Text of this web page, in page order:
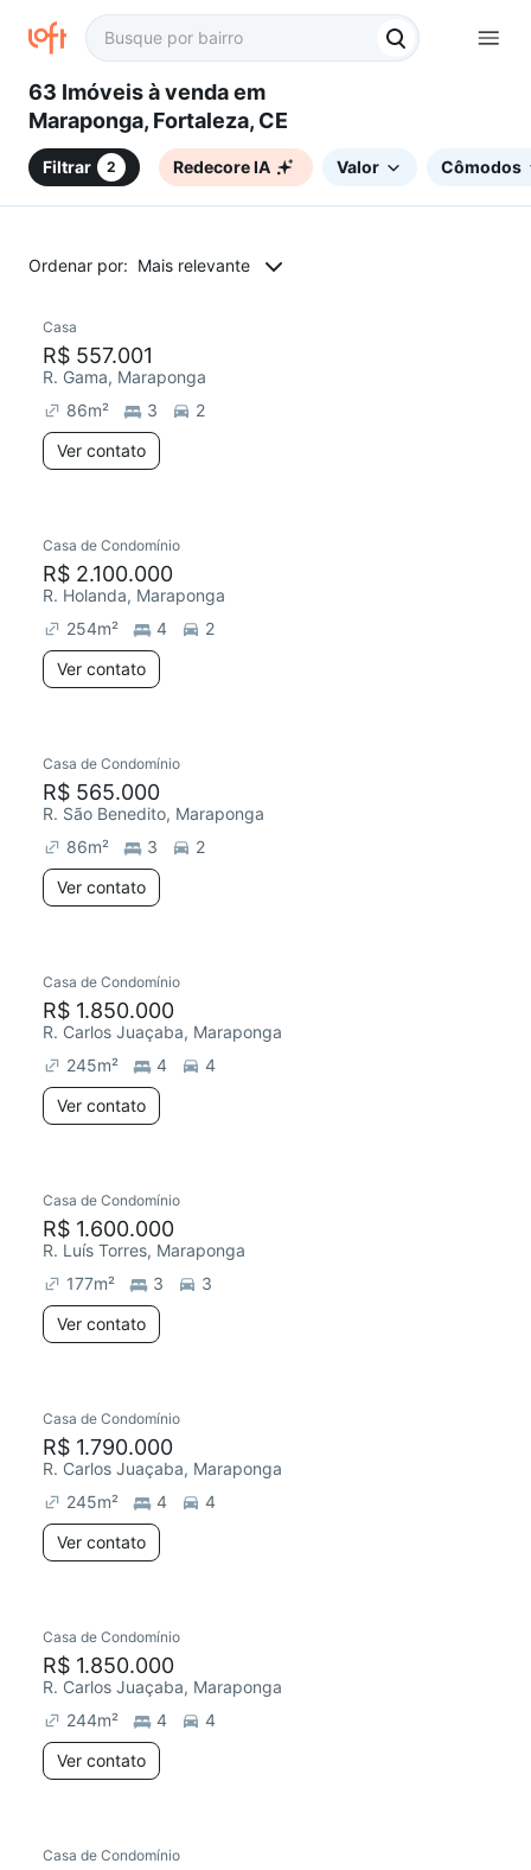
63 Imóveis à venda em
Maraponga, Fortaleza, CE
Filtrar 2 Redecore IA Valor Cômodos
Ordenar por: Mais relevante
Casa
R$ 557.001
R. Gama, Maraponga
86m² 3
2
Ver contato
Redecorar
Casa de Condomínio
R$ 2.100.000
R. Holanda, Maraponga
254m² 4
2
Ver contato
Casa de Condomínio
R$ 565.000
R. São Benedito, Maraponga
86m² 3
2
Ver contato
Casa de Condomínio
R$ 1.850.000
R. Carlos Juaçaba, Maraponga
245m² 4
4
Ver contato
Casa de Condomínio
R$ 1.600.000
R. Luís Torres, Maraponga
177m² 3
3
Ver contato
Casa de Condomínio
R$ 1.790.000
R. Carlos Juaçaba, Maraponga
245m² 4
4
Ver contato
Chegou este mês
Casa de Condomínio
R$ 1.850.000
R. Carlos Juaçaba, Maraponga
244m² 4
4
Ver contato
Chegou este mês
Casa de Condomínio